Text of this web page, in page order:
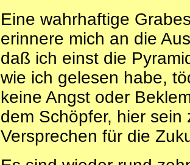
Eine wahrhaftige
erinnere mich an die
daß ich einst die
wie ich gelesen habe,
keine Angst oder
dem Schöpfer, hier
Versprechen für die